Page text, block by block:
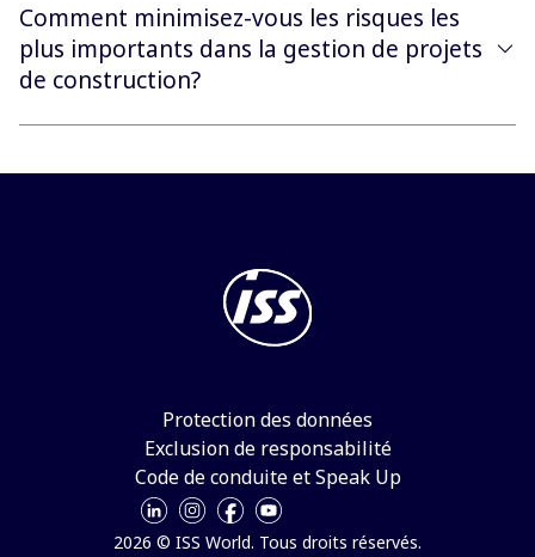
Comment minimisez-vous les risques les
plus importants dans la gestion de projets
de construction?
2026 © ISS World. Tous droits réservés.
Protection des données
Exclusion de responsabilité
Code de conduite et Speak Up